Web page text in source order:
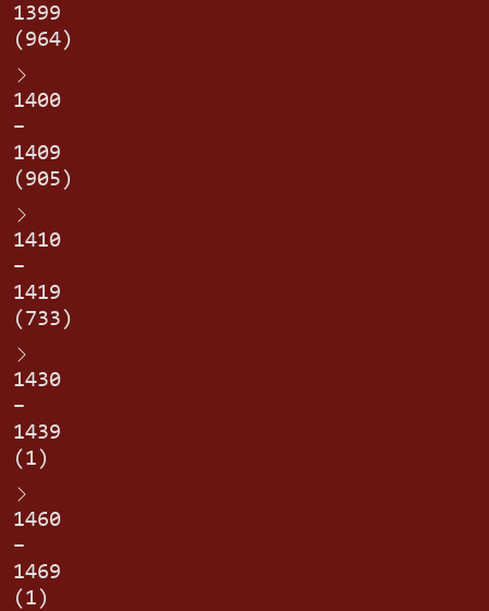
1399
(964)
1400
–
1409
(905)
1410
–
1419
(733)
1430
–
1439
(1)
1460
–
1469
(1)